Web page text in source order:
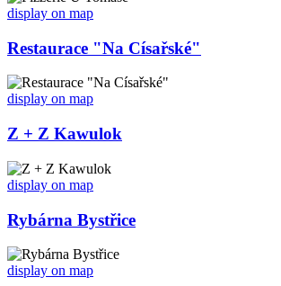
display on map
Restaurace "Na Císařské"
display on map
Z + Z Kawulok
display on map
Rybárna Bystřice
display on map